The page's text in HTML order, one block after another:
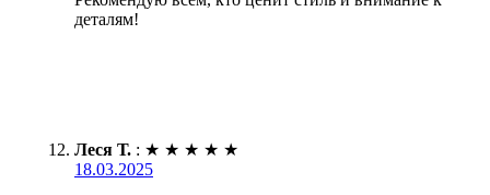
деталям!
Леся Т. : ★ ★ ★ ★ ★
18.03.2025